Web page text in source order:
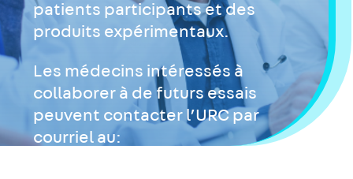
patients participants et des
produits expérimentaux.
Les médecins intéressés à
collaborer à de futurs essais
peuvent contacter l’URC par
courriel au: